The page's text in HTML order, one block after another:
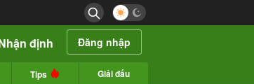
định Đăng nhập
Tips
Giải đấu